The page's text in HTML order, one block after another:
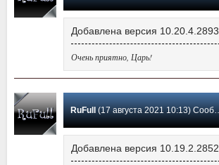
Добавлена версия 10.20.4.2893
Очень приятно, Царь!
RuFull (17 августа 2021 10:13) Сообщение #250
Добавлена версия 10.19.2.2852